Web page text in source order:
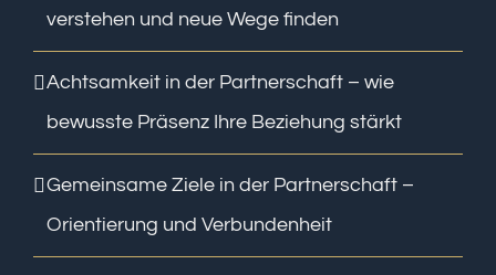
verstehen und neue Wege finden
Achtsamkeit in der Partnerschaft – wie
bewusste Präsenz Ihre Beziehung stärkt
Gemeinsame Ziele in der Partnerschaft –
Orientierung und Verbundenheit